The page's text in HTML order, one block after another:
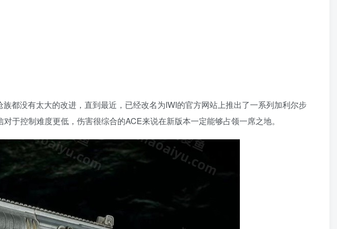
都没有太大的改进，直到最近，已经改名为IWI的官方网站上推出了一系列加利尔步
于控制难度更低，伤害很综合的ACE来说在新版本一定能够占领一席之地。